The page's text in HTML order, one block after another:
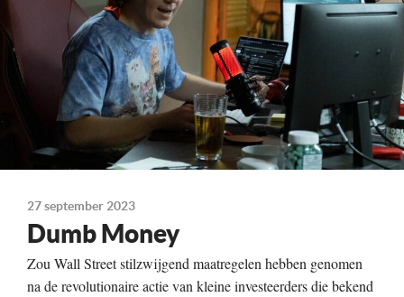
Te zien vanaf
28-09-2023
Land
Verenigde Staten, 2023
27 september 2023
Dumb Money
Zou Wall Street stilzwijgend maatregelen hebben genomen
na de revolutionaire actie van kleine investeerders die bekend